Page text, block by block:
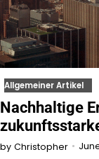
Allgemeiner Artikel
Nachhaltige
by Christopher